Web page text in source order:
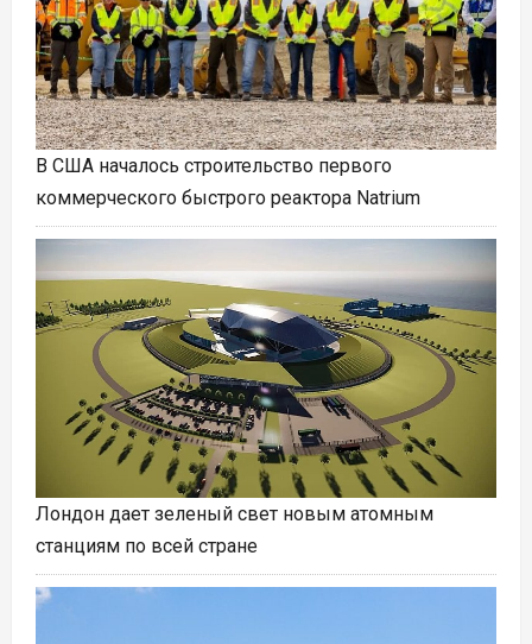
В США началось строительство первого
коммерческого быстрого реактора Natrium
Лондон дает зеленый свет новым атомным
станциям по всей стране